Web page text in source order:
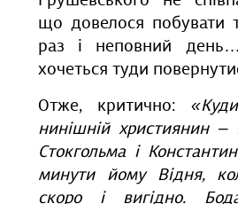
що довелося побувати
раз і неповний
хочеться туди
Отже, критично:
нинішній християнин ‒
Стокгольма і
минути йому Відня,
скоро і вигідно.